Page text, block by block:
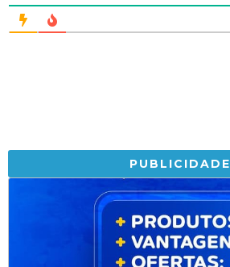
PUBLICIDADE